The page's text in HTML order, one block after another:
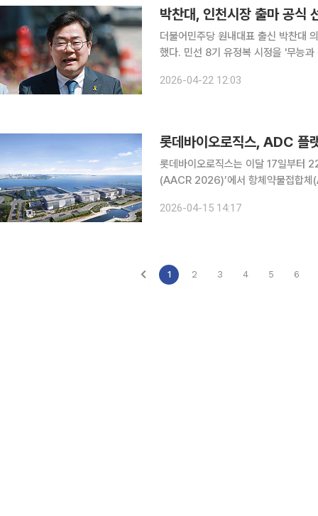
박찬대, 인천시장 출마 공
더불어민주당 원내대표 출신 박찬대
했다. 민선 8기 유정복 시정을 '무능과
을 열고 "인천을 위해 남김없이 쏟아
2026-04-22 12:03
롯데바이오로직스, ADC 플
롯데바이오로직스는 이달 17일부터
(AACR 2026)’에서 항체약물접합
께 세계 3대 암학회로 손꼽히며, 전
2026-04-15 14:17
1 2 3 4 5 6